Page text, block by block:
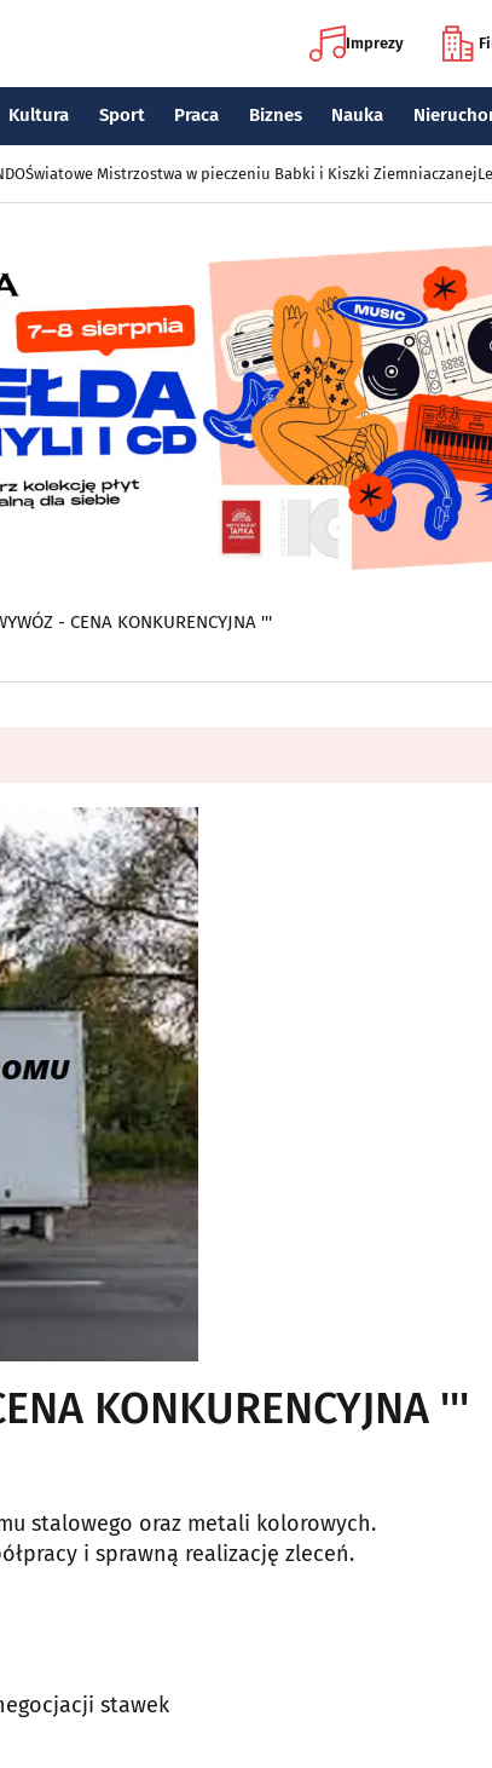
Imprezy
Kultura Sport Praca Biznes Nauka
Światowe Mistrzostwa w pieczeniu Babki i Kiszki Ziemniaczanej
- CENA KONKURENCYJNA '''
KONKURENCYJNA '''
stalowego oraz metali kolorowych.
i sprawną realizację zleceń.
stawek